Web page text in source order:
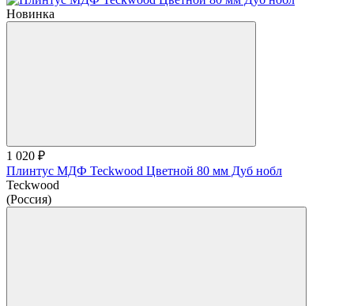
Новинка
1 020 ₽
Плинтус МДФ Teckwood Цветной 80 мм Дуб нобл
Teckwood
(Россия)